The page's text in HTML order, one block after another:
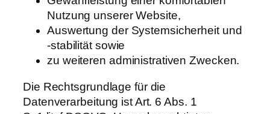
Nutzung unserer Website,
Auswertung der Systemsicherheit und
-stabilität sowie
zu weiteren administrativen Zwecken.
Die Rechtsgrundlage für die
Datenverarbeitung ist Art. 6 Abs. 1